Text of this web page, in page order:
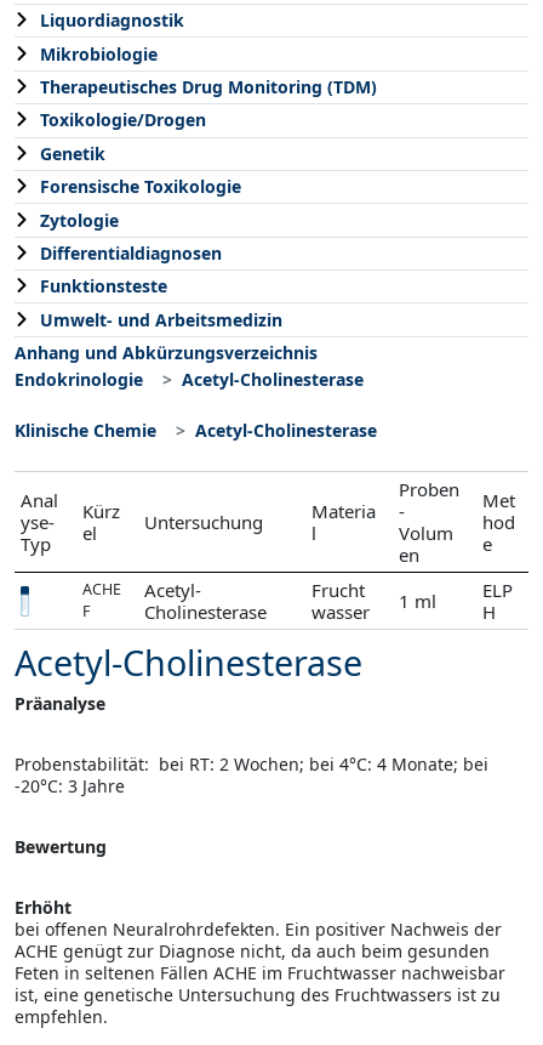
Liquordiagnostik
Mikrobiologie
Therapeutisches Drug Monitoring (TDM)
Toxikologie/Drogen
Genetik
Forensische Toxikologie
Zytologie
Differentialdiagnosen
Funktionsteste
Umwelt- und Arbeitsmedizin
Anhang und Abkürzungsverzeichnis
Endokrinologie
Acetyl-Cholinesterase
Klinische Chemie Acetyl-Cholinesterase
Anal
yse-
Typ
Kürz
el
Untersuchung
Materia
l
Proben
-
Volum
en
Met
hod
e
ACHE
F
Acetyl-
Cholinesterase
Frucht
wasser
1 ml
ELP
H
Acetyl-Cholinesterase
Präanalyse
Probenstabilität: bei RT: 2 Wochen; bei 4°C: 4 Monate; bei
-20°C: 3 Jahre
Bewertung
Erhöht
bei offenen Neuralrohrdefekten. Ein positiver Nachweis der
ACHE genügt zur Diagnose nicht, da auch beim gesunden
Feten in selte­nen Fällen ACHE im Fruchtwasser nachweisbar
ist, eine genetische Untersuchung des Fruchtwassers ist zu
empfehlen.